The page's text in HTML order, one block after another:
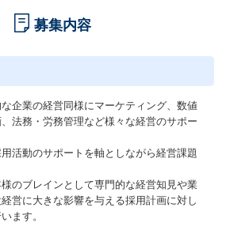
募集内容
企業の経営同様にマーケティング、数値
法務・労務管理など様々な経営のサポー
活動のサポートを軸としながら経営課題
のブレインとして専門的な経営知見や業
営に大きな影響を与える採用計画に対し
ます。